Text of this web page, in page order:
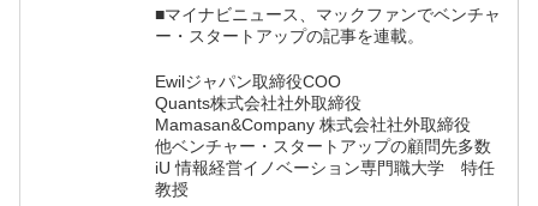
■マイナビニュース、マックファンでベンチャ
ー・スタートアップの記事を連載。
Ewilジャパン取締役COO
Quants株式会社社外取締役
Mamasan&Company 株式会社社外取締役
他ベンチャー・スタートアップの顧問先多数
iU 情報経営イノベーション専門職大学 特任
教授